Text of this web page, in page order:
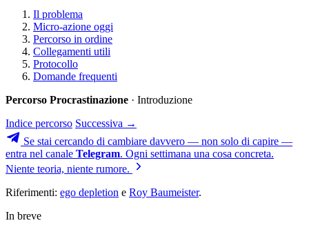
Il problema
Micro-azione oggi
Percorso in ordine
Collegamenti utili
Protocollo
Domande frequenti
Percorso Procrastinazione · Introduzione
Indice percorso Successiva →
Se stai cercando di cambiare davvero — non solo di capire —
entra nel canale Telegram. Ogni settimana una cosa concreta.
Niente teoria, niente rumore.
Riferimenti: ego depletion e Roy Baumeister.
In breve